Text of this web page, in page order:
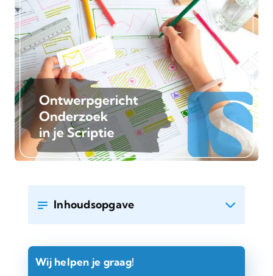
Inhoudsopgave
Wij helpen je graag!